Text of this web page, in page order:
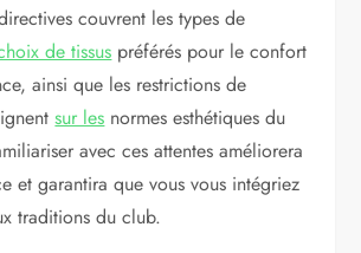
couvrent les types de
de tissus préférés pour le confort
ainsi que les restrictions de
sur les normes esthétiques du
avec ces attentes améliorera
et garantira que vous vous intégriez
traditions du club.